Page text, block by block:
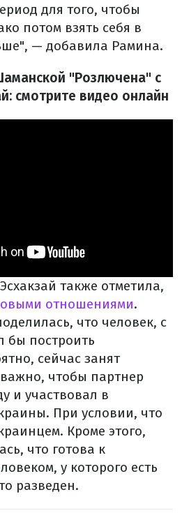
для того, чтобы
потом взять себя в
— добавила Рамина.
"Розлючена" с
смотрите видео онлайн
также отметила,
отношениями.
что человек, с
бы построить
сейчас занят
чтобы партнер
и участвовал в
При условии, что
Кроме этого,
что готова к
у которого есть
разведен.